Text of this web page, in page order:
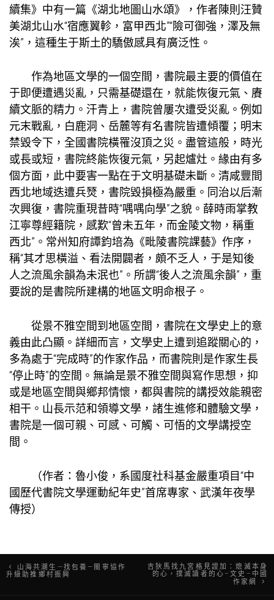
續集》中有一篇《湖北地圖山水頌》，作者陳則汪贊
美湖北山水“宿應翼軫，富甲西北”“險可御強，澤及無
涘”，這種生于斯土的驕傲感具有廣泛性。
作為地區文學的一個空間，書院最主要的價值在
于即便遭遇災亂，只需基礎還在，就能恢復元氣、賡
續文脈的精力。汗青上，書院曾屢次遭受災亂。例如
元末戰亂，白鹿洞、岳麓等有名書院皆遭傾覆；明末
禁毀令下，全國書院橫罹沒頂之災。盡管這般，時光
或長或短，書院終能恢復元氣，另起爐灶。緣由有多
個方面，此中要害一點在于文明基礎未斷。清咸豐間
西北地域迭遭兵燹，書院毀損極為嚴重。同治以后漸
次興復，書院重現昔時“喁喁向學”之貌。薛時雨掌教
江寧尊經籍院，感歎“曾未五年，而金陵文物，稱重
西北”。常州知府譚鈞培為《毗陵書院課藝》作序，
稱“其才思橫溢、看法開闢者，頗不乏人，于是知後
人之流風余韻為未泯也”。所謂“後人之流風余韻”，重
要說的是書院所建構的地區文明命根子。
從景不雅空間到地區空間，書院在文學史上的意
義由此凸顯。詳細而言，文學史上遭到追蹤關心的，
多為處于“完成時”的作家作品，而書院則是作家生長
“停止時”的空間。無論是景不雅空間與寫作思想，抑
或是地區空間與鄉邦情懷，都與書院的講授效能親密
相干。山長示范和領導文學，諸生進修和體驗文學，
書院是一個可親、可感、可觸、可悟的文學講授空
間。
（作者：魯小俊，系國度社科基金嚴重項目“中
國歷代書院文學運動紀年史”首席專家、武漢年夜學
傳授）
文山海共潮生—找包養—閩寧協作
升級助推鄉村振興
吉狄馬找九宮格見證加：熄滅本身
的心，撲滅讀者的心–文史–中國
作家網